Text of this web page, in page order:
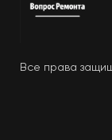
Все права